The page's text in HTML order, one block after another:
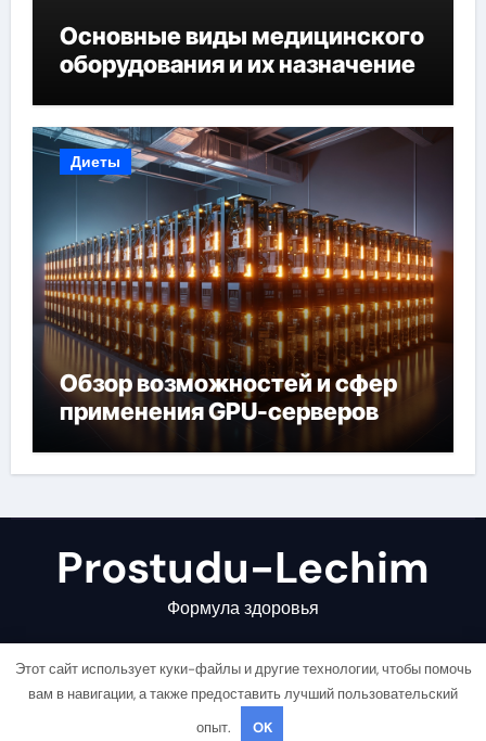
Основные виды медицинского
оборудования и их назначение
Диеты
Обзор возможностей и сфер
применения GPU-серверов
Prostudu-Lechim
Формула здоровья
Copyright © All rights reserved |
Этот сайт использует куки-файлы и другие технологии, чтобы помочь
вам в навигации, а также предоставить лучший пользовательский
опыт.
OK